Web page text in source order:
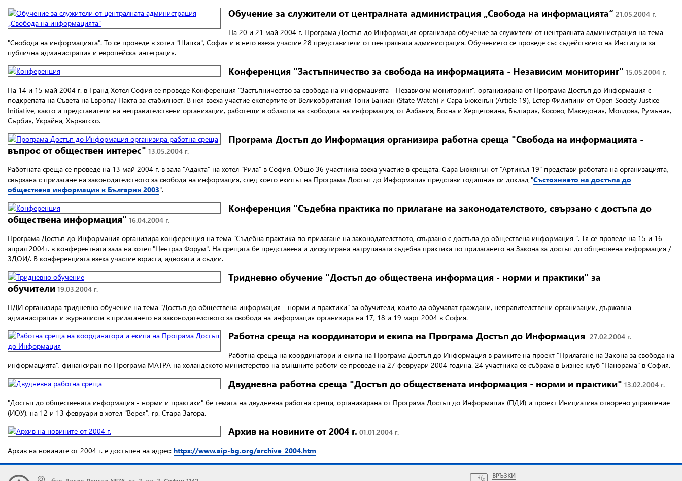
Обучение за служители от централната администрация „Свобода на информацията“ 21.05.2004 г.
На 20 и 21 май 2004 г. Програма Достъп до Информация организира обучение за служители от централната администрация на тема
"Свобода на информацията". То се проведе в хотел "Шипка", София и в него взеха участие 28 представители от централната администрация. Обучението се проведе със съдействието на Института за
публична администрация и европейска интеграция.
Конференция "Застъпничество за свобода на информацията - Независим мониторинг" 15.05.2004 г.
На 14 и 15 май 2004 г. в Гранд Хотел София се проведе Конференция "Застъпничество за свобода на информацията - Независим мониторинг", организирана от Програма Достъп до Информация с
подкрепата на Съвета на Европа/ Пакта за стабилност. В нея взеха участие експертите от Великобритания Тони Баниан (State Watch) и Сара Бюкенън (Article 19), Естер Филипини от Open Society Justice
Initiative, както и представители на неправителствени организации, работещи в областта на свободата на информация, от Албания, Босна и Херцеговина, България, Косово, Македония, Молдова, Румъния,
Сърбия, Украйна, Хърватско.
Програма Достъп до Информация организира работна среща "Свобода на информацията -
въпрос от обществен интерес" 13.05.2004 г.
Работната среща се проведе на 13 май 2004 г. в зала "Адакта" на хотел "Рила" в София. Общо 36 участника взеха участие в срещата. Сара Бюкянън от "Артикъл 19" представи работата на организацията,
свързана с прилагане на законодателството за свобода на информация, след което екипът на Програма Достъп до Информация представи годишния си доклад "Състоянието на достъпа до
обществена информация в България 2003".
Конференция "Съдебна практика по прилагане на законодателството, свързано с достъпа до
обществена информация" 16.04.2004 г.
Програма Достъп до Информация организира конференция на тема "Съдебна практика по прилагане на законодателството, свързано с достъпа до обществена информация ". Тя се проведе на 15 и 16
април 2004г. в конферентната зала на хотел "Централ Форум". На срещата бе представена и дискутирана натрупаната съдебна практика по прилагането на Закона за достъп до обществена информация /
ЗДОИ/. В конференцията взеха участие юристи, адвокати и съдии.
Тридневно обучение "Достъп до обществена информация - норми и практики" за
обучители 19.03.2004 г.
ПДИ организира тридневно обучение на тема "Достъп до обществена информация - норми и практики" за обучители, които да обучават граждани, неправителствени организации, държавна
администрация и журналисти в прилагането на законодателството за свобода на информация организира на 17, 18 и 19 март 2004 в София.
Работна среща на координатори и екипа на Програма Достъп до Информация 27.02.2004 г.
Работна среща на координатори и екипа на Програма Достъп до Информация в рамките на проект "Прилагане на Закона за свобода на
информацията", финансиран по Програма МАТРА на холандското министерство на външните работи се проведе на 27 февруари 2004 година. 24 участника се събраха в Бизнес клуб "Панорама" в София.
Двудневна работна среща "Достъп до обществената информация - норми и практики" 13.02.2004 г.
"Достъп до обществената информация - норми и практики" бе темата на двудневна работна среща, организирана от Програма Достъп до Информация (ПДИ) и проект Инициатива отворено управление
(ИОУ), на 12 и 13 февруари в хотел "Верея", гр. Стара Загора.
Архив на новините от 2004 г. 01.01.2004 г.
Архив на новините от 2004 г. е достъпен на адрес: https://www.aip-bg.org/archive_2004.htm
ВРЪЗКИ